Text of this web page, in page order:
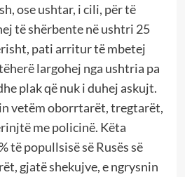
ose ushtar, i cili, për të
të shërbente në ushtri 25
pati arritur të mbetej
largohej nga ushtria pa
plak që nuk i duhej askujt.
vetëm oborrtarët, tregtarët,
me policinë. Këta
të popullsisë së Rusës së
gjatë shekujve, e ngrysnin